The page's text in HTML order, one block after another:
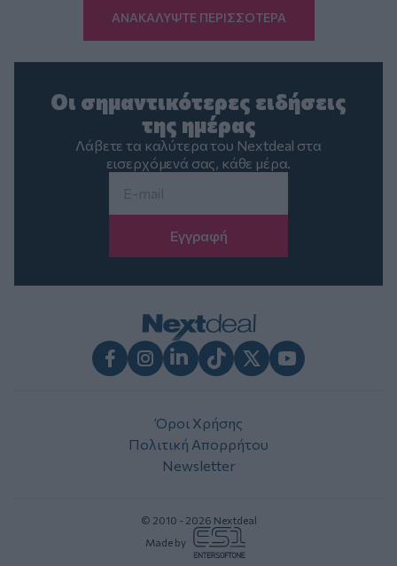
ΑΝΑΚΑΛΥΨΤΕ ΠΕΡΙΣΣΟΤΕΡΑ
Οι σημαντικότερες ειδήσεις
της ημέρας
Λάβετε τα καλύτερα του Nextdeal στα
εισερχόμενά σας, κάθε μέρα.
Όροι Χρήσης
Πολιτική Απορρήτου
Newsletter
© 2010 - 2026 Nextdeal
Made by